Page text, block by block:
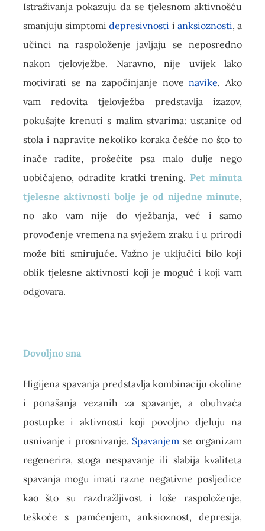
Istraživanja pokazuju da se tjelesnom aktivnošću
smanjuju simptomidepresivnosti i anksioznosti, a
učinci na raspoloženje javljaju se neposredno
nakon tjelovježbe. Naravno, nije uvijek lako
motivirati se na započinjanje novenavike. Ako
vam redovita tjelovježba predstavlja izazov,
pokušajte krenuti s malim stvarima: ustanite od
stola i napravite nekoliko koraka češće no što to
inače radite, prošećite psa malo dulje nego
uobičajeno, odradite kratki trening. Pet minuta
tjelesne aktivnosti bolje je od nijedne minute,
no ako vam nije do vježbanja, već i samo
provođenje vremena na svježem zraku i u prirodi
može biti smirujuće. Važno je uključiti bilo koji
oblik tjelesne aktivnosti koji je moguć i koji vam
odgovara.
Dovoljno sna
Higijena spavanja predstavlja kombinaciju okoline
i ponašanja vezanih za spavanje, a obuhvaća
postupke i aktivnosti koji povoljno djeluju na
usnivanje i prosnivanje. Spavanjem se organizam
regenerira, stoga nespavanje ili slabija kvaliteta
spavanja mogu imati razne negativne posljedice
kao što su razdražljivost i loše raspoloženje,
teškoće s pamćenjem, anksioznost, depresija,